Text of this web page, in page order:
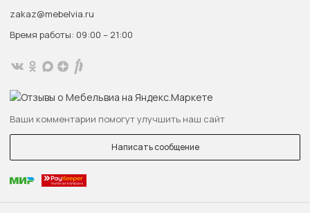
zakaz@mebelvia.ru
Время работы: 09:00 – 21:00
Ваши комментарии помогут улучшить наш сайт
Написать сообщение